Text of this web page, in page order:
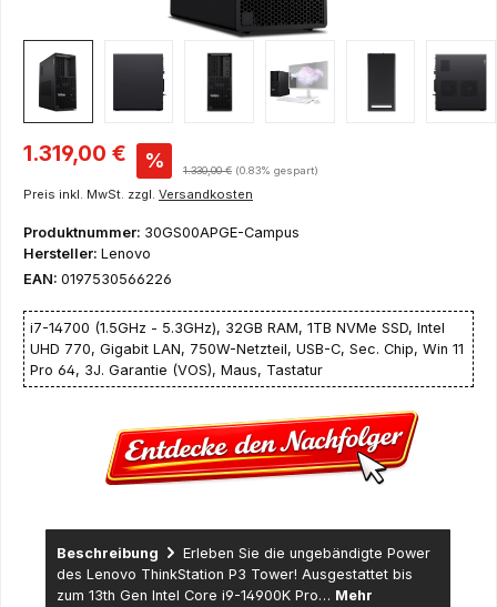
Verkaufspreis:
1.319,00 € % Regulärer Preis:
1.330,00 € (0.83% gespart)
Preis inkl. MwSt. zzgl. Versandkosten
Produktnummer: 30GS00APGE-Campus
Hersteller: Lenovo
EAN: 0197530566226
i7-14700 (1.5GHz - 5.3GHz), 32GB RAM, 1TB NVMe SSD, Intel
UHD 770, Gigabit LAN, 750W-Netzteil, USB-C, Sec. Chip, Win 11
Pro 64, 3J. Garantie (VOS), Maus, Tastatur
Beschreibung
Erleben Sie die ungebändigte Power
des Lenovo ThinkStation P3 Tower! Ausgestattet bis
zum 13th Gen Intel Core i9-14900K Pro… Mehr